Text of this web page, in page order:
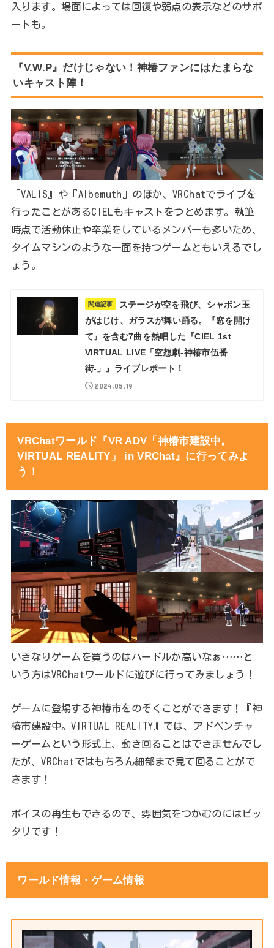
入ります。場面によっては回復や弱点の表示などのサポ
ートも。
『V.W.P』だけじゃない！神椿ファンにはたまらな
いキャスト陣！
『VALIS』や『Albemuth』のほか、VRChatでライブを
行ったことがあるCIELもキャストをつとめます。執筆
時点で活動休止や卒業をしているメンバーも多いため、
タイムマシンのような一面を持つゲームともいえるでし
ょう。
関連記事
ステージが空を飛び、シャボン玉
がはじけ、ガラスが舞い踊る。『窓を開け
て』を含む7曲を熱唱した『CIEL 1st
VIRTUAL LIVE「空想劇-神椿市伍番
街-」』ライブレポート！
2024.05.19
VRChatワールド『VR ADV「神椿市建設中。
VIRTUAL REALITY」 in VRChat』に行ってみよ
う！
いきなりゲームを買うのはハードルが高いなぁ……と
いう方はVRChatワールドに遊びに行ってみましょう！
ゲームに登場する神椿市をのぞくことができます！『神
椿市建設中。VIRTUAL REALITY』では、アドベンチャ
ーゲームという形式上、動き回ることはできませんでし
たが、VRChatではもちろん細部まで見て回ることがで
きます！
ボイスの再生もできるので、雰囲気をつかむのにはピッ
タリです！
ワールド情報・ゲーム情報